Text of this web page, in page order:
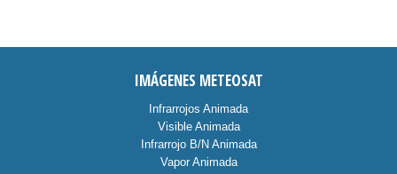
IMÁGENES METEOSAT
Infrarrojos Animada
Visible Animada
Infrarrojo B/N Animada
Vapor Animada